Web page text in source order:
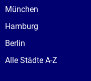
München
Hamburg
Berlin
Alle Städte A-Z